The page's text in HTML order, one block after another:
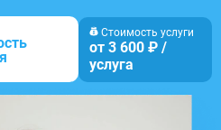
Стоимость услуги
от 3 600 ₽ /
услуга